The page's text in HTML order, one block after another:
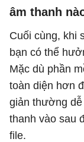
âm thanh
Cuối cùng, khi
bạn có thể
Mặc dù phần
toàn diện hơn
giản thường
thanh vào sau
file.